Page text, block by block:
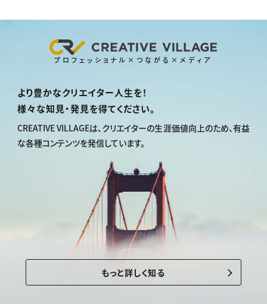
プロフェッショナル×つながる×メディア
より豊かなクリエイター人生を！
様々な知見・発見を得てください。
CREATIVE VILLAGEは、クリエイターの生涯価値向上のため、有益
な各種コンテンツを発信しています。
もっと詳しく知る